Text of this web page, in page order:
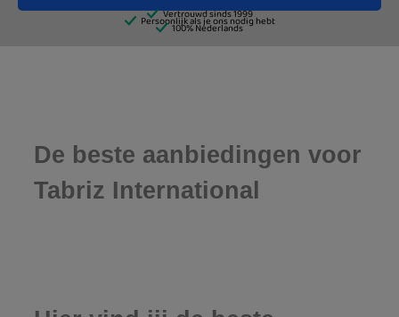
De beste aanbiedingen voor
Tabriz International